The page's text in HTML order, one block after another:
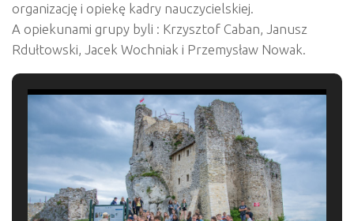
organizację i opiekę kadry nauczycielskiej.
A opiekunami grupy byli : Krzysztof Caban, Janusz
Rdułtowski, Jacek Wochniak i Przemysław Nowak.